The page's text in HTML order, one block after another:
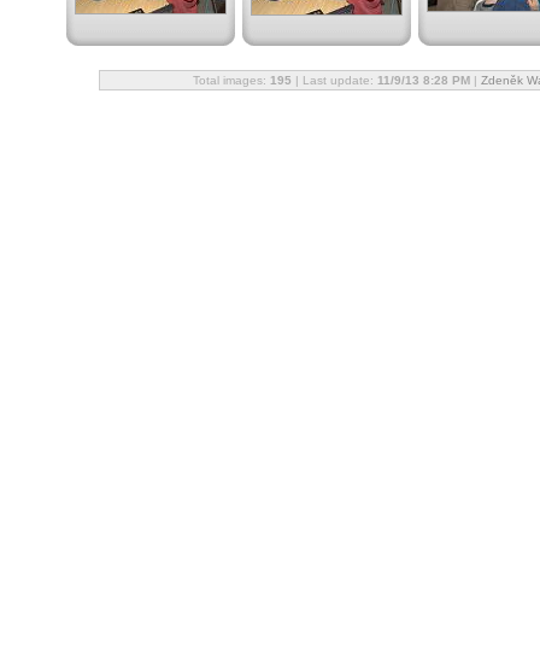
Total images: 195 | Last update: 11/9/13 8:28 PM| Zdeněk